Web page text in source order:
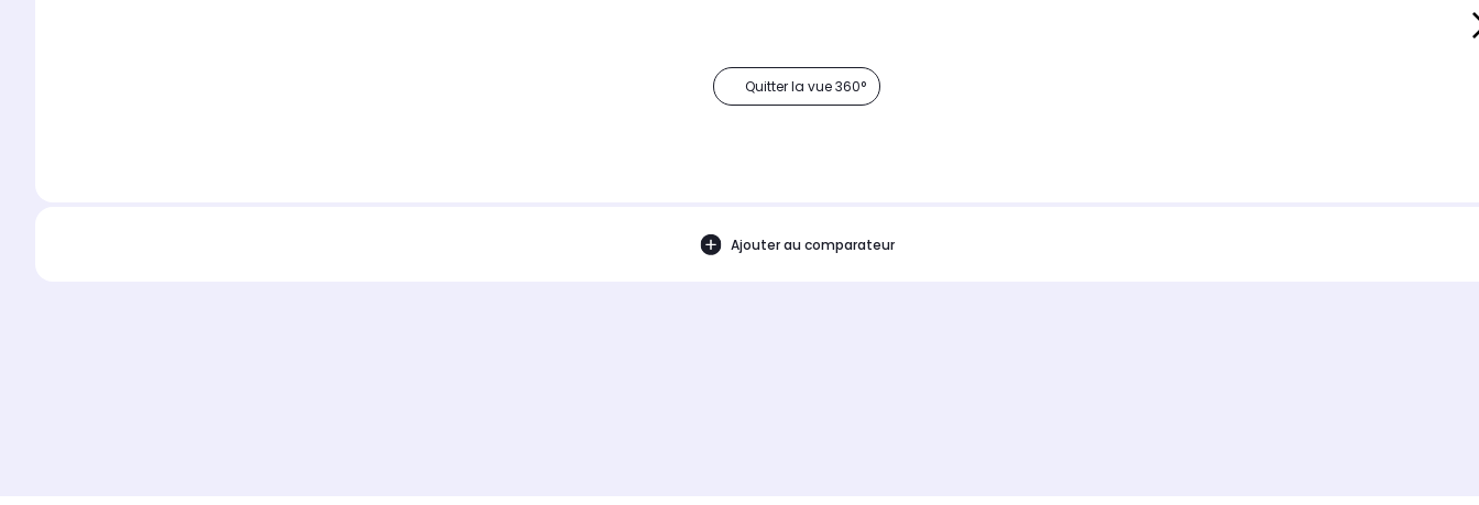
Quitter la vue 360°
Ajouter au comparateur